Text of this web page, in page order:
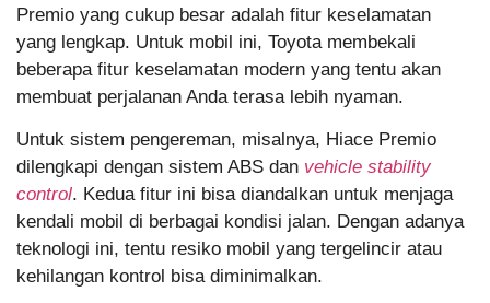
Premio yang cukup besar adalah fitur keselamatan
yang lengkap. Untuk mobil ini, Toyota membekali
beberapa fitur keselamatan modern yang tentu akan
membuat perjalanan Anda terasa lebih nyaman.
Untuk sistem pengereman, misalnya, Hiace Premio
dilengkapi dengan sistem ABS dan vehicle stability
control. Kedua fitur ini bisa diandalkan untuk menjaga
kendali mobil di berbagai kondisi jalan. Dengan adanya
teknologi ini, tentu resiko mobil yang tergelincir atau
kehilangan kontrol bisa diminimalkan.